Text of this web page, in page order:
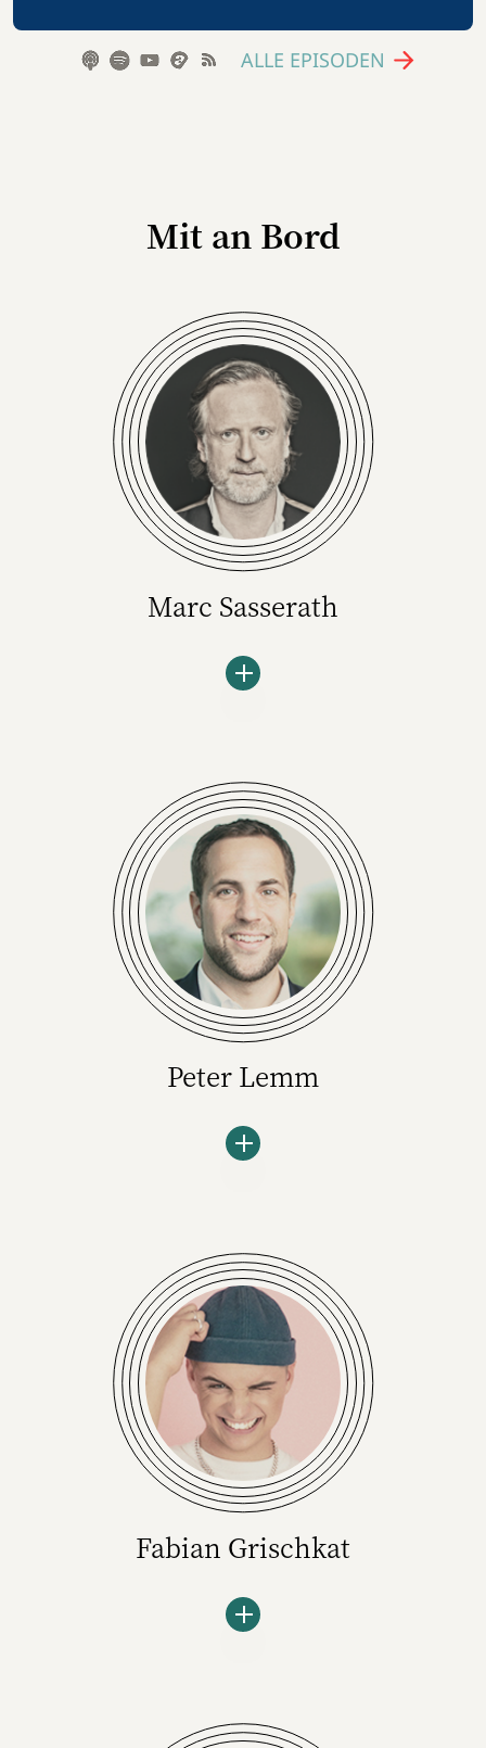
ALLE EPISODEN
Mit an Bord
Marc Sasserath
Sasserath+. Er war unter anderem CEO von
Publicis Sasserath Brand Consultancy,
Executive Chairman der UDG United Digital
Group und Strategiechef von McCann und
BBDO.
Peter Lemm
Krombacher. Der gelernte Radiomacher war
zuvor bei McDonalds als Sprecher tätig und
kommuniziert jetzt seit über fünf Jahren für
Krombacher. Die Biermarke wirbt seit vielen
Jahren mit dem See, der in der Nähe der
Brauerei steht und setzt sich für
Umweltschutz und Naturschutz ein.
Fabian Grischkat
Webvideoproduzent und Influencer, der nicht